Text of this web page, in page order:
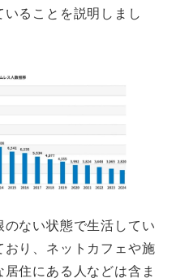
ることを説明しまし
ない状態で生活してい
り、ネットカフェや施
住にある人などは含ま